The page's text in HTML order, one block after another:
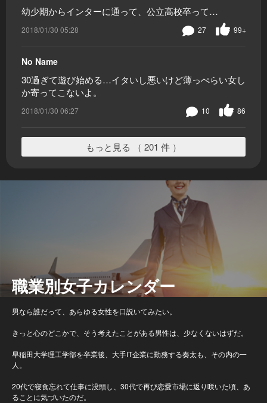
幼少期からインターに通って、公立高校卒って…
2018/01/30 05:28 99+
27
No Name
30過ぎて遊び始める…イタいし悪いけど薄っぺらい女し
か寄ってこないよ。
2018/01/30 06:27 86
10
もっと見る （ 201 件 ）
職業別女子カレンダー
男なら誰だって、あらゆる女性を口説いてみたい。
きっと心のどこかで、そう考えたことがある男性は、少なくないはずだ。
早稲田大学理工学部を卒業後、大手IT企業に勤務する奏太も、その内の一
人。
20代で寝食忘れて仕事に没頭し、30代で再び恋愛市場に返り咲いた頃、あ
ることに気づいたのだ。